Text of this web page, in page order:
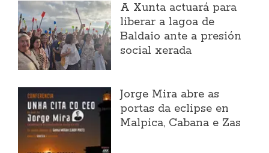
A Xunta actuará para
liberar a lagoa de
Baldaio ante a presión
social xerada
Jorge Mira abre as
portas da eclipse en
Malpica, Cabana e Zas